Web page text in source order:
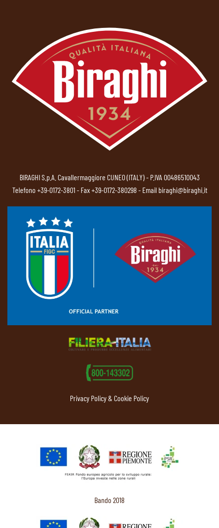
BIRAGHI S.p.A. Cavallermaggiore CUNEO (ITALY) - P.IVA 00486510043
Telefono +39-0172-3801- Fax +39-0172-380298 - Email biraghi@biraghi.it
Privacy Policy & Cookie Policy
Bando 2018